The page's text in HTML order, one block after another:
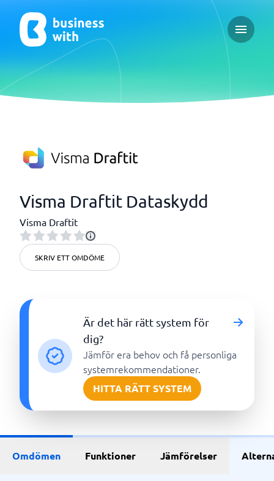
Open
Visma Draftit Dataskydd
Visma Draftit
SKRIV ETT OMDÖME
Är det här rätt system för
dig?
Jämför era behov och få personliga
systemrekommendationer.
HITTA RÄTT SYSTEM
Omdömen Funktioner Jämförelser